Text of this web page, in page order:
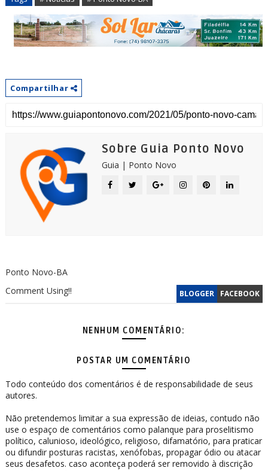
Compartilhar
Sobre Guia Ponto Novo
Guia | Ponto Novo
Ponto Novo-BA
BLOGGER FACEBOOK
Comment Using!!
NENHUM COMENTÁRIO:
POSTAR UM COMENTÁRIO
Todo conteúdo dos comentários é de responsabilidade de seus
autores.
Não pretendemos limitar a sua expressão de ideias, contudo não
use o espaço de comentários como palanque para proselitismo
político, calunioso, ideológico, religioso, difamatório, para praticar
ou difundir posturas racistas, xenófobas, propagar ódio ou atacar
seus desafetos. caso aconteça poderá ser removido à discrição